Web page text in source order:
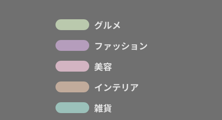
グルメ
ファッション
美容
インテリア
雑貨